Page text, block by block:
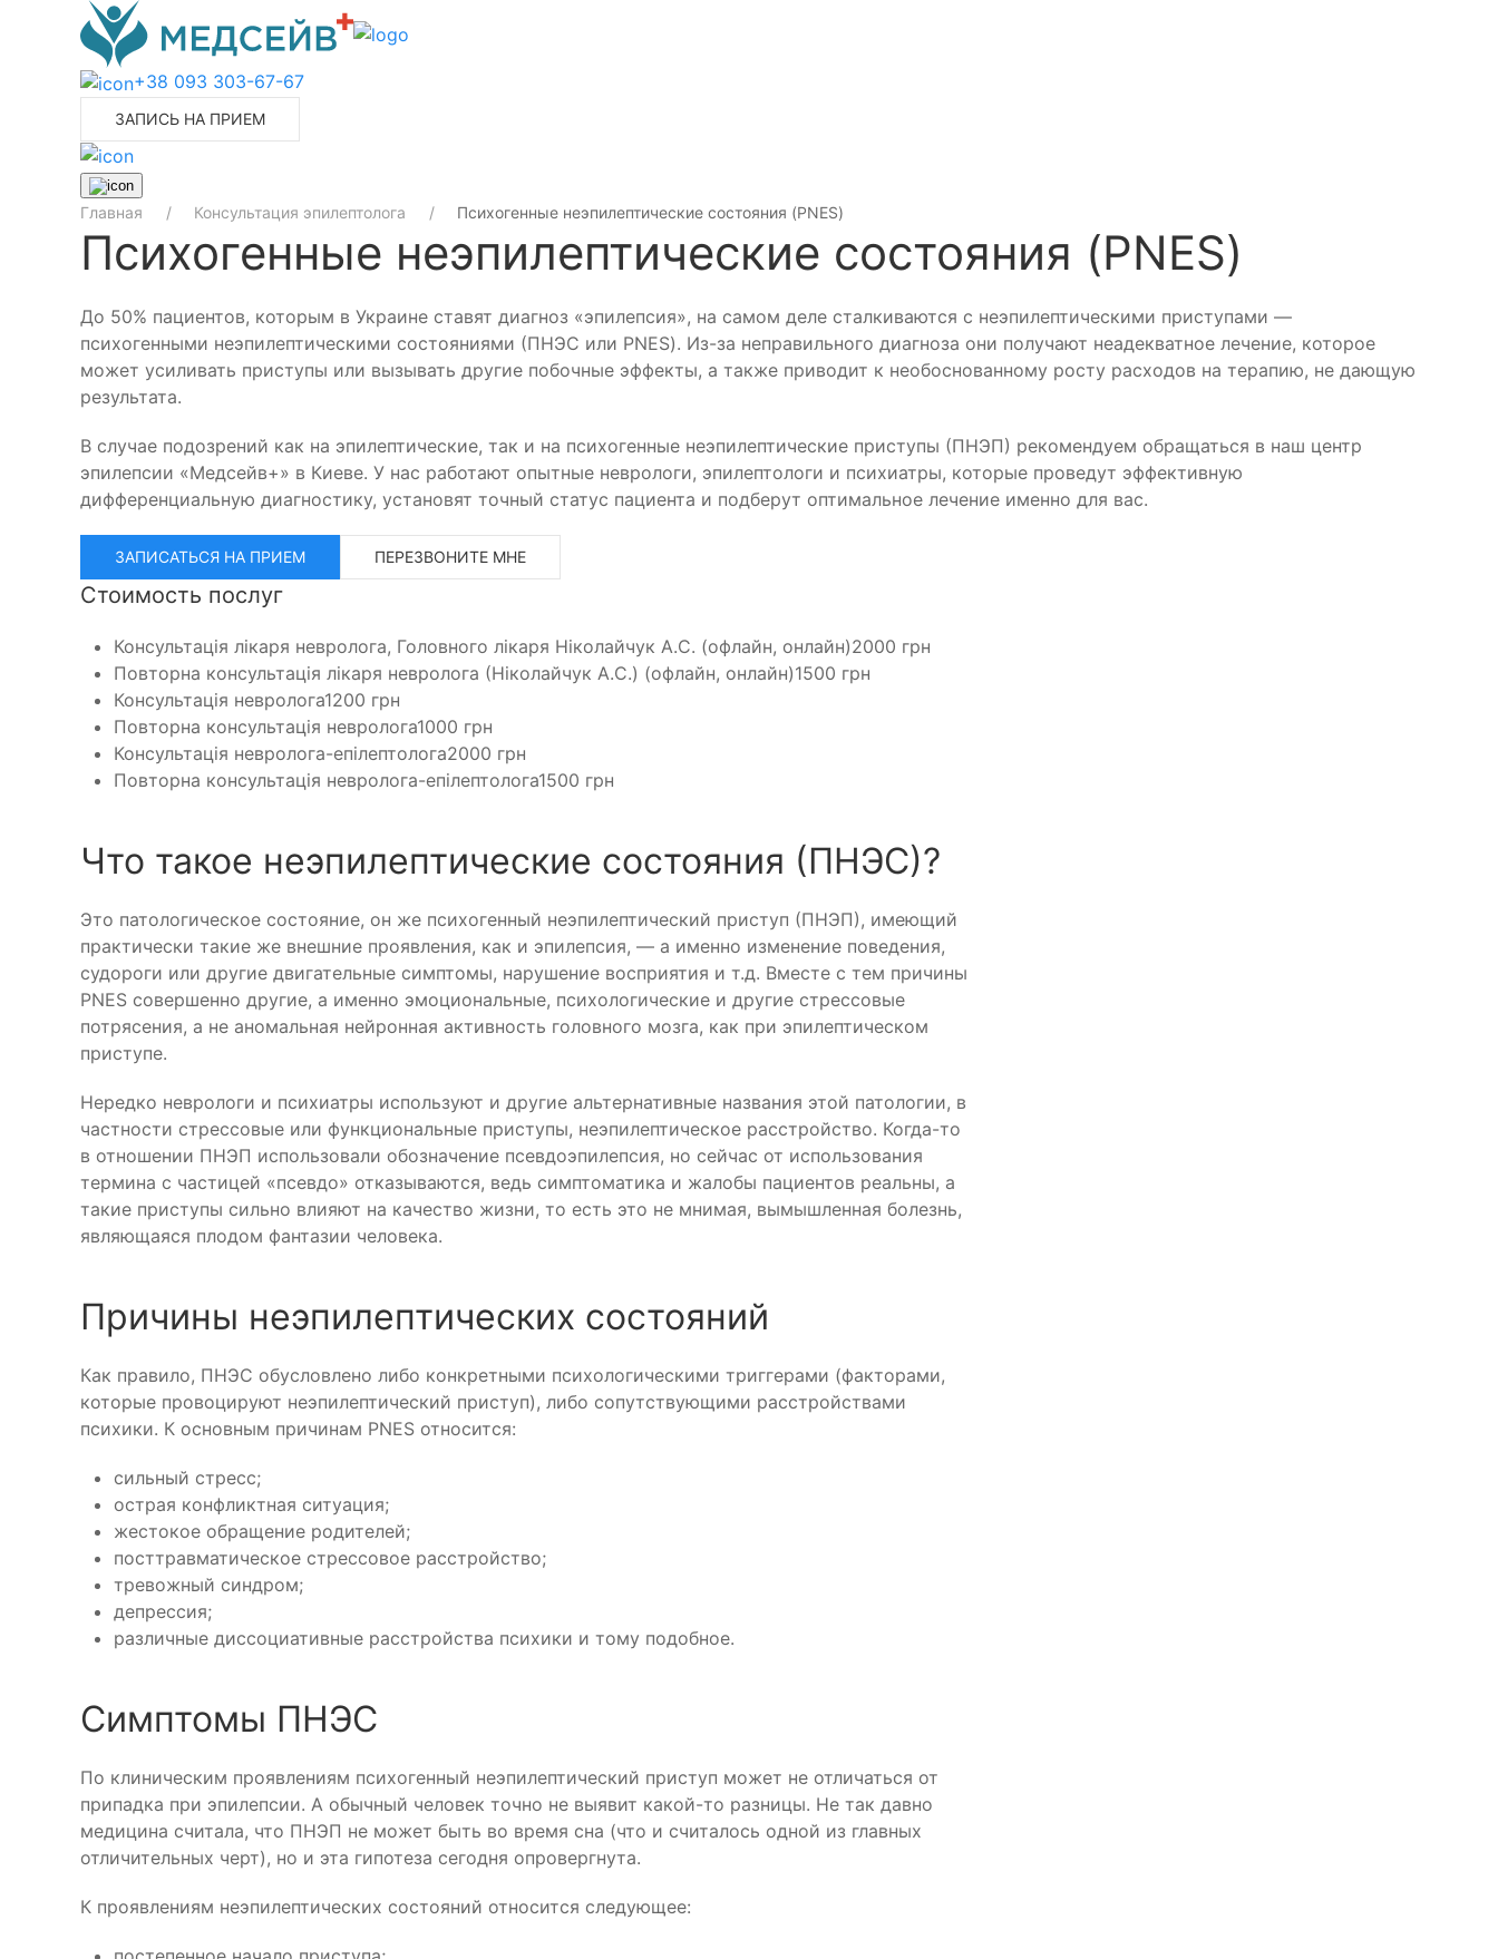
+38 093 303-67-67
ЗАПИСЬ НА ПРИЕМ
Главная Консультация эпилептолога Психогенные неэпилептические состояния (PNES)
Психогенные неэпилептические состояния (PNES)
До 50% пациентов, которым в Украине ставят диагноз «эпилепсия», на самом деле сталкиваются с неэпилептическими приступами —
психогенными неэпилептическими состояниями (ПНЭС или PNES). Из-за неправильного диагноза они получают неадекватное лечение, которое
может усиливать приступы или вызывать другие побочные эффекты, а также приводит к необоснованному росту расходов на терапию, не дающую
результата.
В случае подозрений как на эпилептические, так и на психогенные неэпилептические приступы (ПНЭП) рекомендуем обращаться в наш центр
эпилепсии «Медсейв+» в Киеве. У нас работают опытные неврологи, эпилептологи и психиатры, которые проведут эффективную
дифференциальную диагностику, установят точный статус пациента и подберут оптимальное лечение именно для вас.
ЗАПИСАТЬСЯ НА ПРИЕМ ПЕРЕЗВОНИТЕ МНЕ
Стоимость послуг
Консультація лікаря невролога, Головного лікаря Ніколайчук А.С. (офлайн, онлайн)2000 грн
Повторна консультація лікаря невролога (Ніколайчук А.С.) (офлайн, онлайн)1500 грн
Консультація невролога1200 грн
Повторна консультація невролога1000 грн
Консультація невролога-епілептолога2000 грн
Повторна консультація невролога-епілептолога1500 грн
Что такое неэпилептические состояния (ПНЭС)?
Это патологическое состояние, он же психогенный неэпилептический приступ (ПНЭП), имеющий
практически такие же внешние проявления, как и эпилепсия, — а именно изменение поведения,
судороги или другие двигательные симптомы, нарушение восприятия и т.д. Вместе с тем причины
PNES совершенно другие, а именно эмоциональные, психологические и другие стрессовые
потрясения, а не аномальная нейронная активность головного мозга, как при эпилептическом
приступе.
Нередко неврологи и психиатры используют и другие альтернативные названия этой патологии, в
частности стрессовые или функциональные приступы, неэпилептическое расстройство. Когда-то
в отношении ПНЭП использовали обозначение псевдоэпилепсия, но сейчас от использования
термина с частицей «псевдо» отказываются, ведь симптоматика и жалобы пациентов реальны, а
такие приступы сильно влияют на качество жизни, то есть это не мнимая, вымышленная болезнь,
являющаяся плодом фантазии человека.
Причины неэпилептических состояний
Как правило, ПНЭС обусловлено либо конкретными психологическими триггерами (факторами,
которые провоцируют неэпилептический приступ), либо сопутствующими расстройствами
психики. К основным причинам PNES относится:
сильный стресс;
острая конфликтная ситуация;
жестокое обращение родителей;
посттравматическое стрессовое расстройство;
тревожный синдром;
депрессия;
различные диссоциативные расстройства психики и тому подобное.
Симптомы ПНЭС
По клиническим проявлениям психогенный неэпилептический приступ может не отличаться от
припадка при эпилепсии. А обычный человек точно не выявит какой-то разницы. Не так давно
медицина считала, что ПНЭП не может быть во время сна (что и считалось одной из главных
отличительных черт), но и эта гипотеза сегодня опровергнута.
К проявлениям неэпилептических состояний относится следующее: